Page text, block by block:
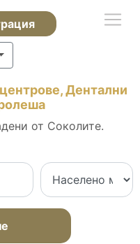
Дентални
от Соколите.